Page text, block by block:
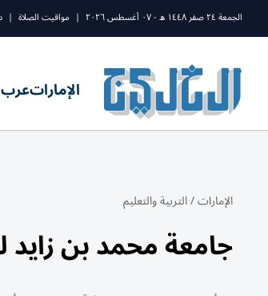
الجمعة ٢٤ صفر ١٤٤٨ ه - ٠٧ أغسطس ٢٠٢٦ | مواقيت الصلاة |
الإماراتعرب
الإمارات/التربية والتعليم
جامعة محمد بن زايد